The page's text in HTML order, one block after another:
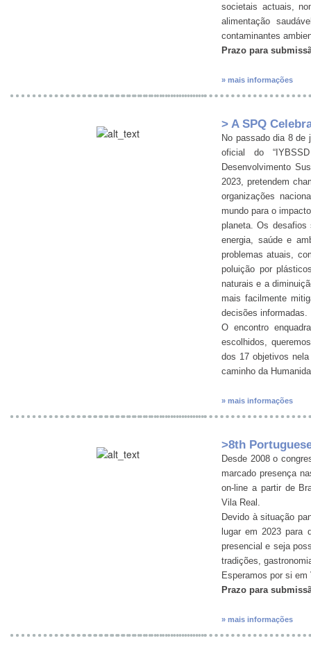
societais actuais,
alimentação
contaminantes
Prazo para
» mais informações
> A SPQ
No passado dia 8 de
oficial do
Desenvolvimento
2023, pretendem
organizações
mundo para o
planeta. Os desafios
energia, saúde e
problemas atuais,
poluição por
naturais e a
mais facilmente
decisões informadas.
O encontro
escolhidos,
dos 17 objetivos
caminho da
» mais informações
>8th
Desde 2008 o
marcado presença
on-line a partir de
Vila Real.
Devido à situação
lugar em 2023 para
presencial e seja
tradições,
Esperamos por si em
Prazo para
» mais informações